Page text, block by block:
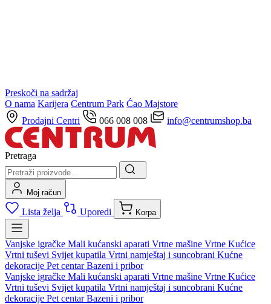
Preskoči na sadržaj
O nama Karijera Centrum Park Ćao Majstore
Prodajni Centri
066 008 008 info@centrumshop.ba
Pretraga
Moj račun
Lista želja Uporedi Korpa
Vanjske igračke Mali kućanski aparati Vrtne mašine Vrtne Kućice
Vrtni tuševi Svijet kupatila Vrtni namještaj i suncobrani Kućne
dekoracije Pet centarBazeni i pribor
Vanjske igračke Mali kućanski aparati Vrtne mašine Vrtne Kućice
Vrtni tuševi Svijet kupatila Vrtni namještaj i suncobrani Kućne
dekoracije Pet centarBazeni i pribor